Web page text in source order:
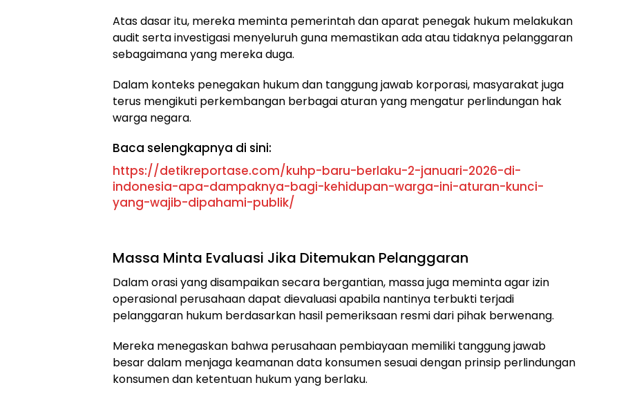
Atas dasar itu, mereka meminta pemerintah dan aparat penegak hukum melakukan
audit serta investigasi menyeluruh guna memastikan ada atau tidaknya pelanggaran
sebagaimana yang mereka duga.
Dalam konteks penegakan hukum dan tanggung jawab korporasi, masyarakat juga
terus mengikuti perkembangan berbagai aturan yang mengatur perlindungan hak
warga negara.
Baca selengkapnya di sini:
https://detikreportase.com/kuhp-baru-berlaku-2-januari-2026-di-
indonesia-apa-dampaknya-bagi-kehidupan-warga-ini-aturan-kunci-
yang-wajib-dipahami-publik/
Massa Minta Evaluasi Jika Ditemukan Pelanggaran
Dalam orasi yang disampaikan secara bergantian, massa juga meminta agar izin
operasional perusahaan dapat dievaluasi apabila nantinya terbukti terjadi
pelanggaran hukum berdasarkan hasil pemeriksaan resmi dari pihak berwenang.
Mereka menegaskan bahwa perusahaan pembiayaan memiliki tanggung jawab
besar dalam menjaga keamanan data konsumen sesuai dengan prinsip perlindungan
konsumen dan ketentuan hukum yang berlaku.